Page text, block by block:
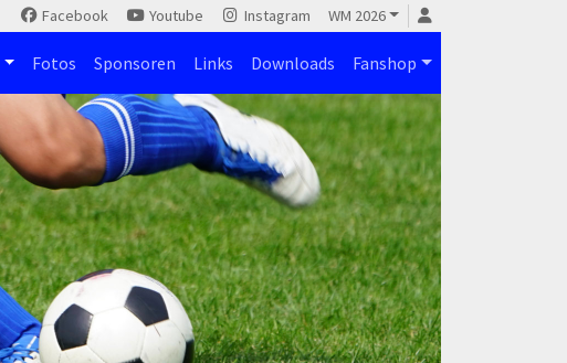
Facebook Youtube Instagram WM 2026
Fotos Sponsoren Links Downloads Fanshop